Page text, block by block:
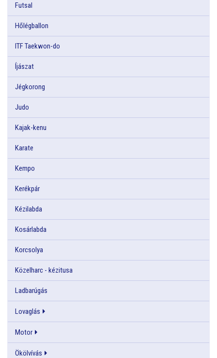
Futsal
Hőlégballon
ITF Taekwon-do
Íjászat
Jégkorong
Judo
Kajak-kenu
Karate
Kempo
Kerékpár
Kézilabda
Kosárlabda
Korcsolya
Közelharc - kézitusa
Ladbarúgás
Lovaglás
Motor
Ökölvívás